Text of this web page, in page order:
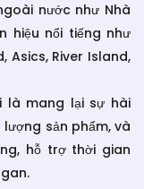
nước như Nhà
hiệu nổi tiếng như
Asics, River Island,
là mang lại sự hài
sản phẩm, và
hỗ trợ thời gian